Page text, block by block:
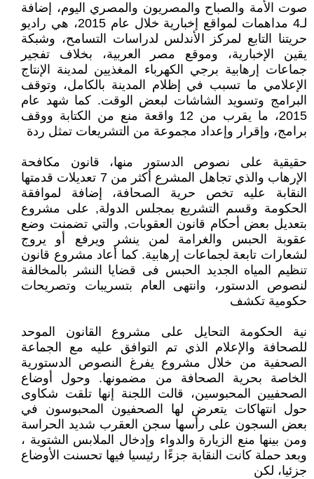
صوت الأمة والصباح والمصريون والمصري اليوم، إضافة
لـ4 مداهمات لمواقع إخبارية خلال عام 2015، هي راديو
حريتنا التابع لمركز الأندلس لدراسات التسامح، وشبكة
يقين الإخبارية، وموقع مصر العربية، بخلاف تفجير
جماعات إرهابية برجي الكهرباء المغذيين لمدينة الإنتاج
الإعلامي ما تسبب في إظلام المدينة بالكامل، وتوقف
البرامج وتسويد الشاشات لبعض الوقت. كما شهد عام
2015، ما يقرب من 12 واقعة منع من الكتابة ووقف
برامج، وإقرار وإعداد مجموعة من التشريعات تمثل ردة
حقيقية على نصوص الدستور منها، قانون مكافحة
الإرهاب والذي تجاهل المشرع أكثر من 7 تعديلات قدمتها
النقابة عليه تخص حرية الصحافة، إضافة لموافقة
الحكومة وقسم التشريع بمجلس الدولة, على مشروع
بتعديل بعض أحكام قانون العقوبات, والتي تضمنت وضع
عقوبة الحبس والغرامة لمن ينشر ويرفع أو يروج
لشعارات تابعة لجماعات إرهابية. كما أعاد مشروع قانون
تنظيم المياه الجديد الحبس فى قضايا النشر بالمخالفة
لنصوص الدستور، وانتهى العام بتسريبات وتصريحات
حكومية تكشف
نية الحكومة التحايل على مشروع القانون الموحد
للصحافة والإعلام الذي تم التوافق عليه مع الجماعة
الصحفية من خلال مشروع يفرغ النصوص الدستورية
الخاصة بحرية الصحافة من مضمونها. وحول أوضاع
الصحفيين المحبوسين، قالت اللجنة إنها تلقت شكاوى
حول انتهاكات يتعرض لها الصحفيون المحبوسون في
بعض السجون على رأسها سجن العقرب شديد الحراسة
ومن بينها منع الزيارة والدواء وإدخال الملابس الشتوية ،
وبعد حملة كانت النقابة جزءًا رئيسيا فيها تحسنت الأوضاع
جزئيا، لكن